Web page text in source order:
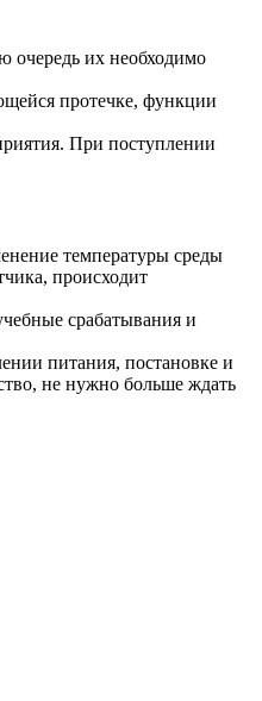
очередь их необходимо
протечке, функции
При поступлении
температуры среды
происходит
срабатывания и
питания, постановке и
не нужно больше ждать